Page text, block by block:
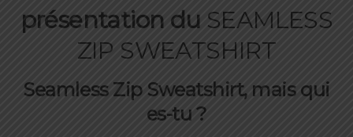
présentation du SEAMLESS
ZIP SWEATSHIRT
Seamless Zip Sweatshirt, mais qui
es-tu ?